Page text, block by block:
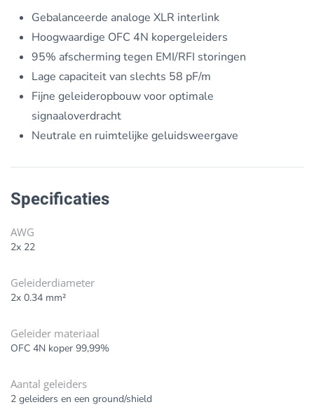
Gebalanceerde analoge XLR interlink
Hoogwaardige OFC 4N kopergeleiders
95% afscherming tegen EMI/RFI storingen
Lage capaciteit van slechts 58 pF/m
Fijne geleideropbouw voor optimale
signaaloverdracht
Neutrale en ruimtelijke geluidsweergave
Specificaties
AWG
2x 22
Geleiderdiameter
2x 0.34 mm²
Geleider materiaal
OFC 4N koper 99,99%
Aantal geleiders
2 geleiders en een ground/shield